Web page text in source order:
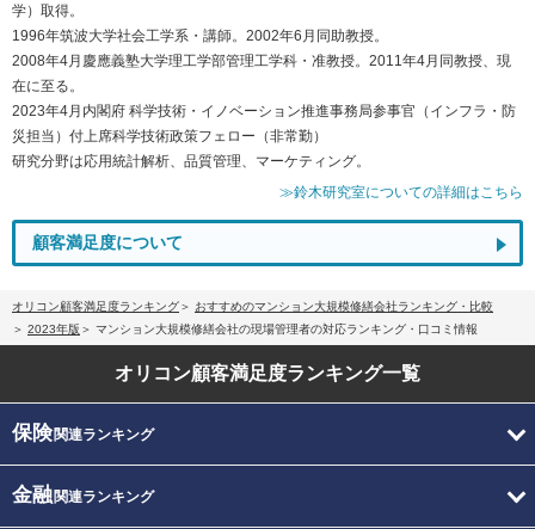
学）取得。
1996年筑波大学社会工学系・講師。2002年6月同助教授。
2008年4月慶應義塾大学理工学部管理工学科・准教授。2011年4月同教授、現
在に至る。
2023年4月内閣府 科学技術・イノベーション推進事務局参事官（インフラ・防
災担当）付上席科学技術政策フェロー（非常勤）
研究分野は応用統計解析、品質管理、マーケティング。
≫鈴木研究室についての詳細はこちら
顧客満足度について
オリコン顧客満足度ランキング
おすすめのマンション大規模修繕会社ランキング・比較
2023年版
マンション大規模修繕会社の現場管理者の対応ランキング・口コミ情報
オリコン顧客満足度ランキング一覧
保険関連ランキング
金融関連ランキング